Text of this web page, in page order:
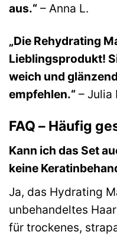
aus.“ – Anna L.
„Die Rehydrating
Lieblingsprodukt!
weich und
empfehlen.“ – Julia
FAQ – Häufig
Kann ich das Set
keine
Ja, das Hydrating
unbehandeltes
für trockenes,